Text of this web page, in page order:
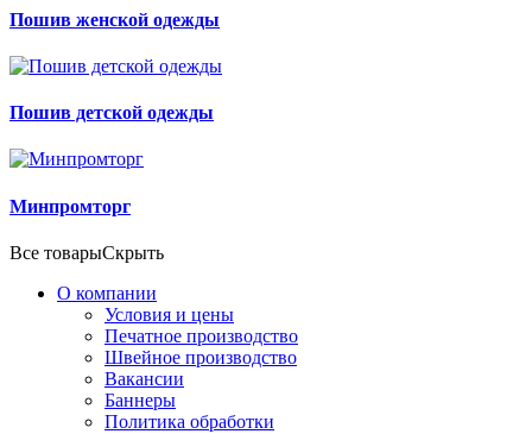
Пошив женской одежды
Пошив детской одежды
Минпромторг
Все товарыСкрыть
О компании
Условия и цены
Печатное производство
Швейное производство
Вакансии
Баннеры
Политика обработки